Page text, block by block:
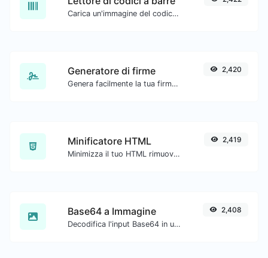
Carica un'immagine del codice a barre ed estrai i dati da essa.
Generatore di firme
Genera facilmente la tua firma personalizzata e scaricala con facilità.
2,420
Minificatore HTML
Minimizza il tuo HTML rimuovendo tutti i caratteri non necessari.
2,419
Base64 a Immagine
Decodifica l'input Base64 in un'immagine.
2,408